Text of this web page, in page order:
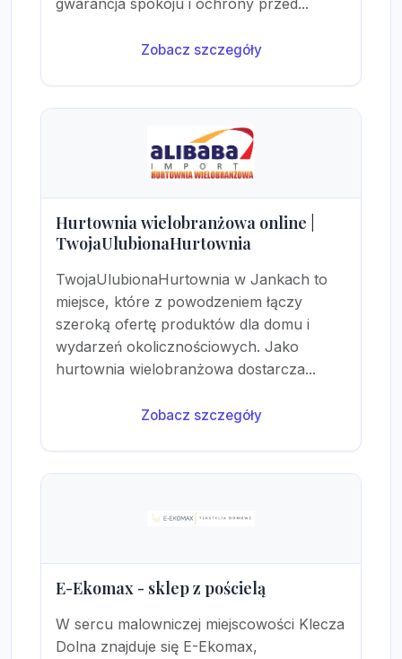
gwarancja spokoju i ochrony przed...
Zobacz szczegóły
Hurtownia wielobranżowa online |
TwojaUlubionaHurtownia
TwojaUlubionaHurtownia w Jankach to
miejsce, które z powodzeniem łączy
szeroką ofertę produktów dla domu i
wydarzeń okolicznościowych. Jako
hurtownia wielobranżowa dostarcza...
Zobacz szczegóły
E-Ekomax - sklep z pościelą
W sercu malowniczej miejscowości Klecza
Dolna znajduje się E-Ekomax,